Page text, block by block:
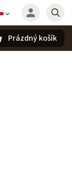
Prázdný košík